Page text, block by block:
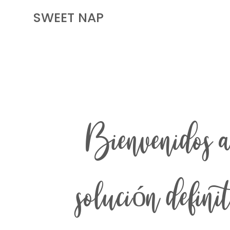
SWEET NAP
Bienvenidos
solución